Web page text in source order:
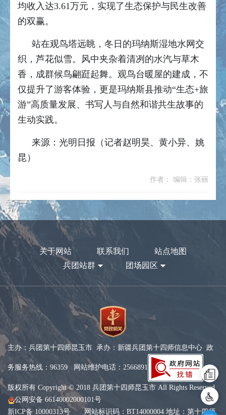
均收入达3.61万元，实现了生态保护与民生改善
的双赢。
站在观鸟塔远眺，冬日的玛纳斯湿地水网交
织，芦花似雪。风中夹杂着清冽的水汽与草木
香，成群候鸟翩跹起舞。观鸟台暖屋的建成，不
仅提升了游客体验，更是玛纳斯县推动“生态+旅
游”高质量发展、书写人与自然和谐共生故事的
生动实践。
来源：光明日报（记者赵明昊、黄小异、姚
昆）
作者： 编辑：张丽
关于网站 联系我们
站点地图
兵团站群
团场园区
主办：兵团第十四师昆玉市 承办：新疆兵团第十四师信息中心 政
务服务热线：96359 网站维护电话：2566891
版权所有 Copyright © 2018 兵团第十四师昆玉市 All Rights Reserved
公网安备 66140002000101号
新ICP备 10000313号 网站标识码：BT14000004 地址：第十四师